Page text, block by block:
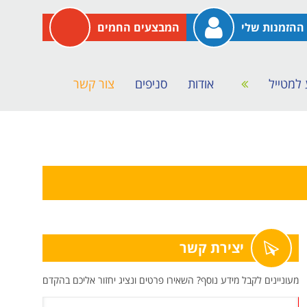
ההזמנות שלי המבצעים החמים
למטייל אודות סניפים צור קשר
יצירת קשר
מעוניינים לקבל מידע נוסף? השאירו פרטים ונציג יחזור אליכם בהקדם